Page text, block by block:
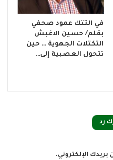
في التتك عمود صحفي
بقلم/ حسين الاغبش
التكتلات الجهوية … حين
تتحول العصبية إلى…
رد
الإلكتروني.